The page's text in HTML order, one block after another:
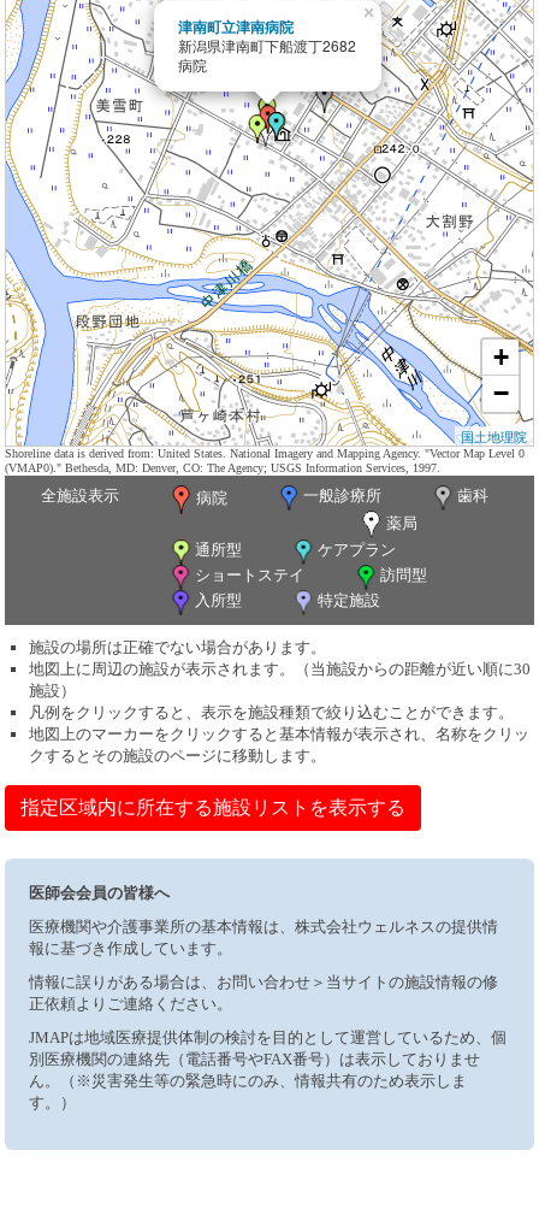
津南町立津南病院
新潟県津南町下船渡丁2682
病院
×
+
−
国土地理院
Shoreline data is derived from: United States. National Imagery and Mapping Agency. "Vector Map Level 0
(VMAP0)." Bethesda, MD: Denver, CO: The Agency; USGS Information Services, 1997.
全施設表示 病院 一般診療所
歯科
薬局
通所型
ケアプラン
ショートステイ
訪問型
入所型
特定施設
施設の場所は正確でない場合があります。
地図上に周辺の施設が表示されます。（当施設からの距離が近い順に30
施設）
凡例をクリックすると、表示を施設種類で絞り込むことができます。
地図上のマーカーをクリックすると基本情報が表示され、名称をクリッ
クするとその施設のページに移動します。
指定区域内に所在する施設リストを表示する
医師会会員の皆様へ
医療機関や介護事業所の基本情報は、株式会社ウェルネスの提供情
報に基づき作成しています。
情報に誤りがある場合は、お問い合わせ＞当サイトの施設情報の修
正依頼よりご連絡ください。
JMAPは地域医療提供体制の検討を目的として運営しているため、個
別医療機関の連絡先（電話番号やFAX番号）は表示しておりませ
ん。（※災害発生等の緊急時にのみ、情報共有のため表示しま
す。）